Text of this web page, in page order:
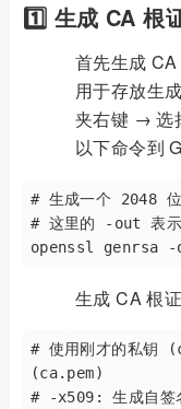
1️⃣ 生成 CA 根
首先生成
用于存放生
夹右键 → 选
以下命令到
# 生成一个 2048
# 这里的 -out 表示
生成 CA 根
# 使用刚才的私钥
(ca.pem)
# -x509: 生成自签